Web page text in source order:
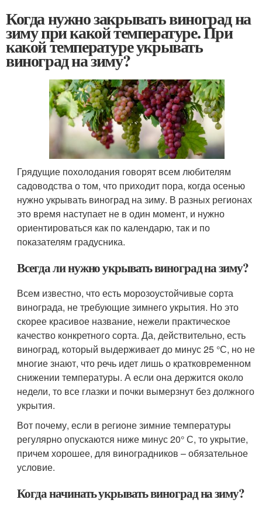
Когда нужно закрывать виноград на
зиму при какой температуре. При
какой температуре укрывать
виноград на зиму?
Грядущие похолодания говорят всем любителям
садоводства о том, что приходит пора, когда осенью
нужно укрывать виноград на зиму. В разных регионах
это время наступает не в один момент, и нужно
ориентироваться как по календарю, так и по
показателям градусника.
Всегда ли нужно укрывать виноград на зиму?
Всем известно, что есть морозоустойчивые сорта
винограда, не требующие зимнего укрытия. Но это
скорее красивое название, нежели практическое
качество конкретного сорта. Да, действительно, есть
виноград, который выдерживает до минус 25 °С, но не
многие знают, что речь идет лишь о кратковременном
снижении температуры. А если она держится около
недели, то все глазки и почки вымерзнут без должного
укрытия.
Вот почему, если в регионе зимние температуры
регулярно опускаются ниже минус 20° С, то укрытие,
причем хорошее, для виноградников – обязательное
условие.
Когда начинать укрывать виноград на зиму?